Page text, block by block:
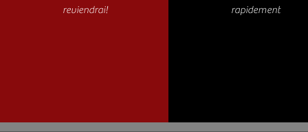
reviendrai!
rapidement